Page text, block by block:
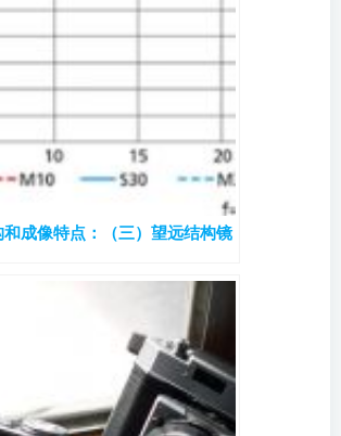
成像特点：（三）望远结构镜